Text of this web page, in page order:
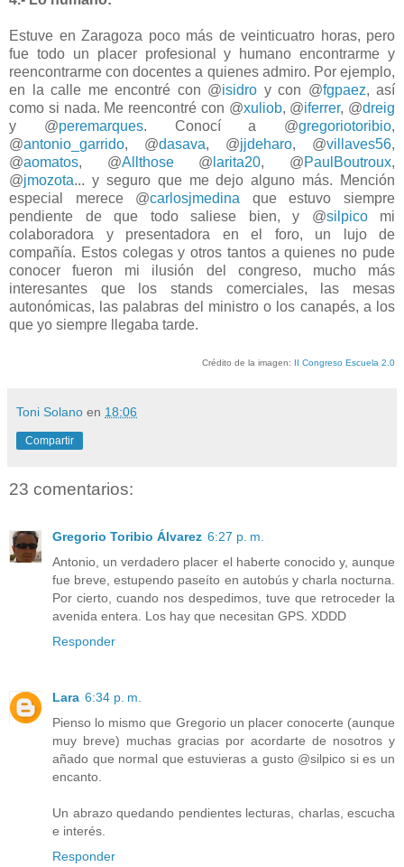
Estuve en Zaragoza poco más de veinticuatro horas, pero
fue todo un placer profesional y humano encontrarme y
reencontrarme con docentes a quienes admiro. Por ejemplo,
en la calle me encontré con @isidro y con @fgpaez, así
como si nada. Me reencontré con @xuliob, @iferrer, @dreig
y @peremarques. Conocí a @gregoriotoribio,
@antonio_garrido, @dasava, @jjdeharo, @villaves56,
@aomatos, @Allthose@ larita20, @PaulBoutroux,
@jmozota... y seguro que me dejo alguno más. Mención
especial merece @carlosjmedina que estuvo siempre
pendiente de que todo saliese bien, y @silpicomi
colaboradora y presentadora en el foro, un lujo de
compañía. Estos colegas y otros tantos a quienes no pude
conocer fueron mi ilusión del congreso, mucho más
interesantes que los stands comerciales, las mesas
autonómicas, las palabras del ministro o los canapés, a los
que yo siempre llegaba tarde.
Crédito de la imagen: II Congreso Escuela 2.0
Toni Solano en 18:06
Compartir
23 comentarios:
Gregorio Toribio Álvarez 6:27 p. m.
Antonio, un verdadero placer el haberte conocido y, aunque
fue breve, estupendo paseíto en autobús y charla nocturna.
Por cierto, cuando nos despedimos, tuve que retroceder la
avenida entera. Los hay que necesitan GPS. XDDD
Responder
Lara 6:34 p. m.
Pienso lo mismo que Gregorio un placer conocerte (aunque
muy breve) muchas gracias por acordarte de nosotros y
añado que normal que estuvieras a gusto @silpico si es un
encanto.
Un abrazo quedando pendientes lecturas, charlas, escucha
e interés.
Responder